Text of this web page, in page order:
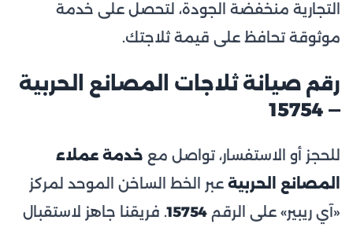
التجارية منخفضة الجودة، لتحصل على خدمة
موثوقة تحافظ على قيمة ثلاجتك.
رقم صيانة ثلاجات المصانع الحربية
— 15754
للحجز أو الاستفسار، تواصل مع خدمة عملاء
المصانع الحربية عبر الخط الساخن الموحد لمركز
«آي ريبير» على الرقم 15754. فريقنا جاهز لاستقبال